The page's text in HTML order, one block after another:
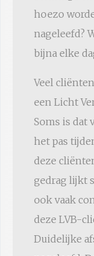
hoezo
nageleefd?
bijna elke
Veel
een Licht
Soms is dat
het pas
deze
gedrag lijkt
ook vaak
deze LVB-
Duidelijke